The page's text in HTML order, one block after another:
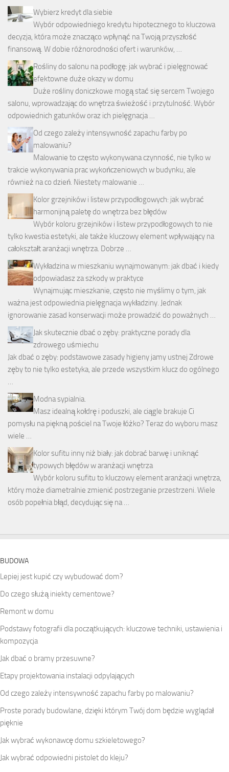
Wybierz kredyt dla siebie
Wybór odpowiedniego kredytu hipotecznego to kluczowa
decyzja, która może znacząco wpłynąć na Twoją przyszłość
finansową. W dobie różnorodności ofert i warunków, …
Rośliny do salonu na podłogę: jak wybrać i pielęgnować
efektowne duże okazy w domu
Duże rośliny doniczkowe mogą stać się sercem Twojego
salonu, wprowadzając do wnętrza świeżość i przytulność. Wybór
odpowiednich gatunków oraz ich pielęgnacja …
Od czego zależy intensywność zapachu farby po
malowaniu?
Malowanie to często wykonywana czynność, nie tylko w
trakcie wykonywania prac wykończeniowych w budynku, ale
również na co dzień. Niestety malowanie …
Kolor grzejników i listew przypodłogowych: jak wybrać
harmonijną paletę do wnętrza bez błędów
Wybór koloru grzejników i listew przypodłogowych to nie
tylko kwestia estetyki, ale także kluczowy element wpływający na
całokształt aranżacji wnętrza. Dobrze …
Wykładzina w mieszkaniu wynajmowanym: jak dbać i kiedy
odpowiadasz za szkody w praktyce
Wynajmując mieszkanie, często nie myślimy o tym, jak
ważna jest odpowiednia pielęgnacja wykładziny. Jednak
ignorowanie zasad konserwacji może prowadzić do poważnych …
Jak skutecznie dbać o zęby: praktyczne porady dla
zdrowego uśmiechu
Jak dbać o zęby: podstawowe zasady higieny jamy ustnej Zdrowe
zęby to nie tylko estetyka, ale przede wszystkim klucz do ogólnego
…
Modna sypialnia.
Masz idealną kołdrę i poduszki, ale ciągle brakuje Ci
pomysłu na piękną pościel na Twoje łóżko? Teraz do wyboru masz
wiele …
Kolor sufitu inny niż biały: jak dobrać barwę i uniknąć
typowych błędów w aranżacji wnętrza
Wybór koloru sufitu to kluczowy element aranżacji wnętrza,
który może diametralnie zmienić postrzeganie przestrzeni. Wiele
osób popełnia błąd, decydując się na …
BUDOWA
Lepiej jest kupić czy wybudować dom?
Do czego służą iniekty cementowe?
Remont w domu
Podstawy fotografii dla początkujących: kluczowe techniki, ustawienia i
kompozycja
Jak dbać o bramy przesuwne?
Etapy projektowania instalacji odpylających
Od czego zależy intensywność zapachu farby po malowaniu?
Proste porady budowlane, dzięki którym Twój dom będzie wyglądał
pięknie
Jak wybrać wykonawcę domu szkieletowego?
Jak wybrać odpowiedni pistolet do kleju?